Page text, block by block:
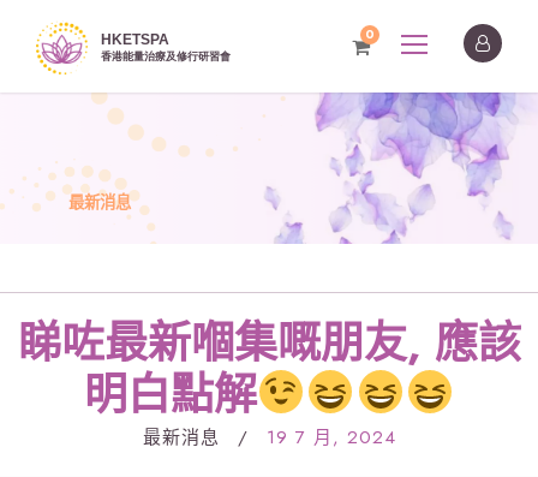
0
最新消息
睇咗最新嗰集嘅朋友, 應該
明白點解
最新消息 / 19 7 月, 2024